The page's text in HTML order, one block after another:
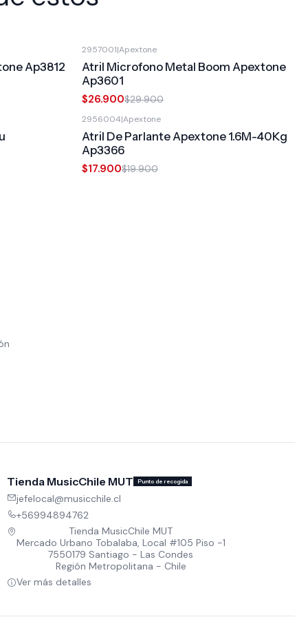
Ap3812
OFF
2957001|Apextone
Atril Microfono Metal Boom Apextone
Ap3601
$26.900$29.900
2956004|Apextone
Atril De Parlante Apextone 1.6M-40Kg
Ap3366
$17.900$19.900
Tienda MusicChile MUT Punto de recogida
jefelocal@musicchile.cl
+56994894762
Tienda MusicChile MUT
Mercado Urbano Tobalaba, Local #105 Piso -1
7550179 Santiago - Las Condes
Región Metropolitana - Chile
Ver más detalles